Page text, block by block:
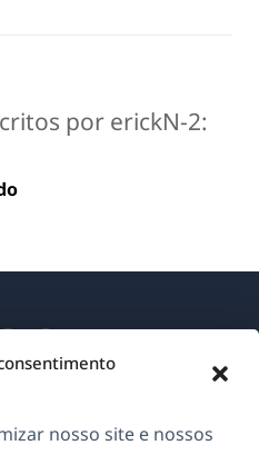
nosso site e nossos
por erickN-2: